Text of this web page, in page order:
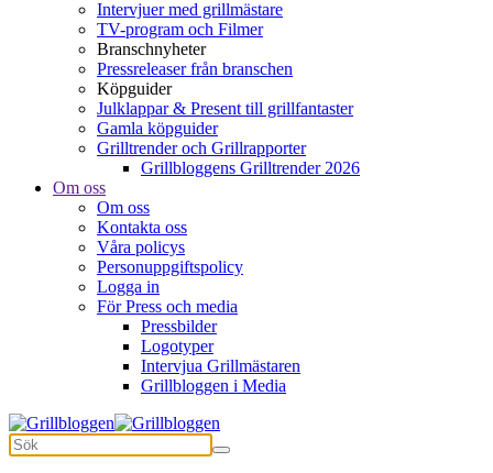
Intervjuer med grillmästare
TV-program och Filmer
Branschnyheter
Pressreleaser från branschen
Köpguider
Julklappar & Present till grillfantaster
Gamla köpguider
Grilltrender och Grillrapporter
Grillbloggens Grilltrender 2026
Om oss
Om oss
Kontakta oss
Våra policys
Personuppgiftspolicy
Logga in
För Press och media
Pressbilder
Logotyper
Intervjua Grillmästaren
Grillbloggen i Media